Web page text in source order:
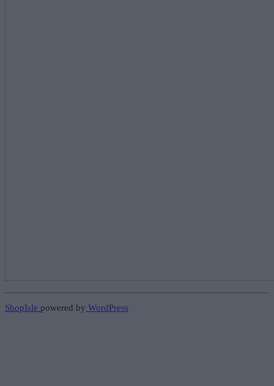
ShopIsle powered by WordPress